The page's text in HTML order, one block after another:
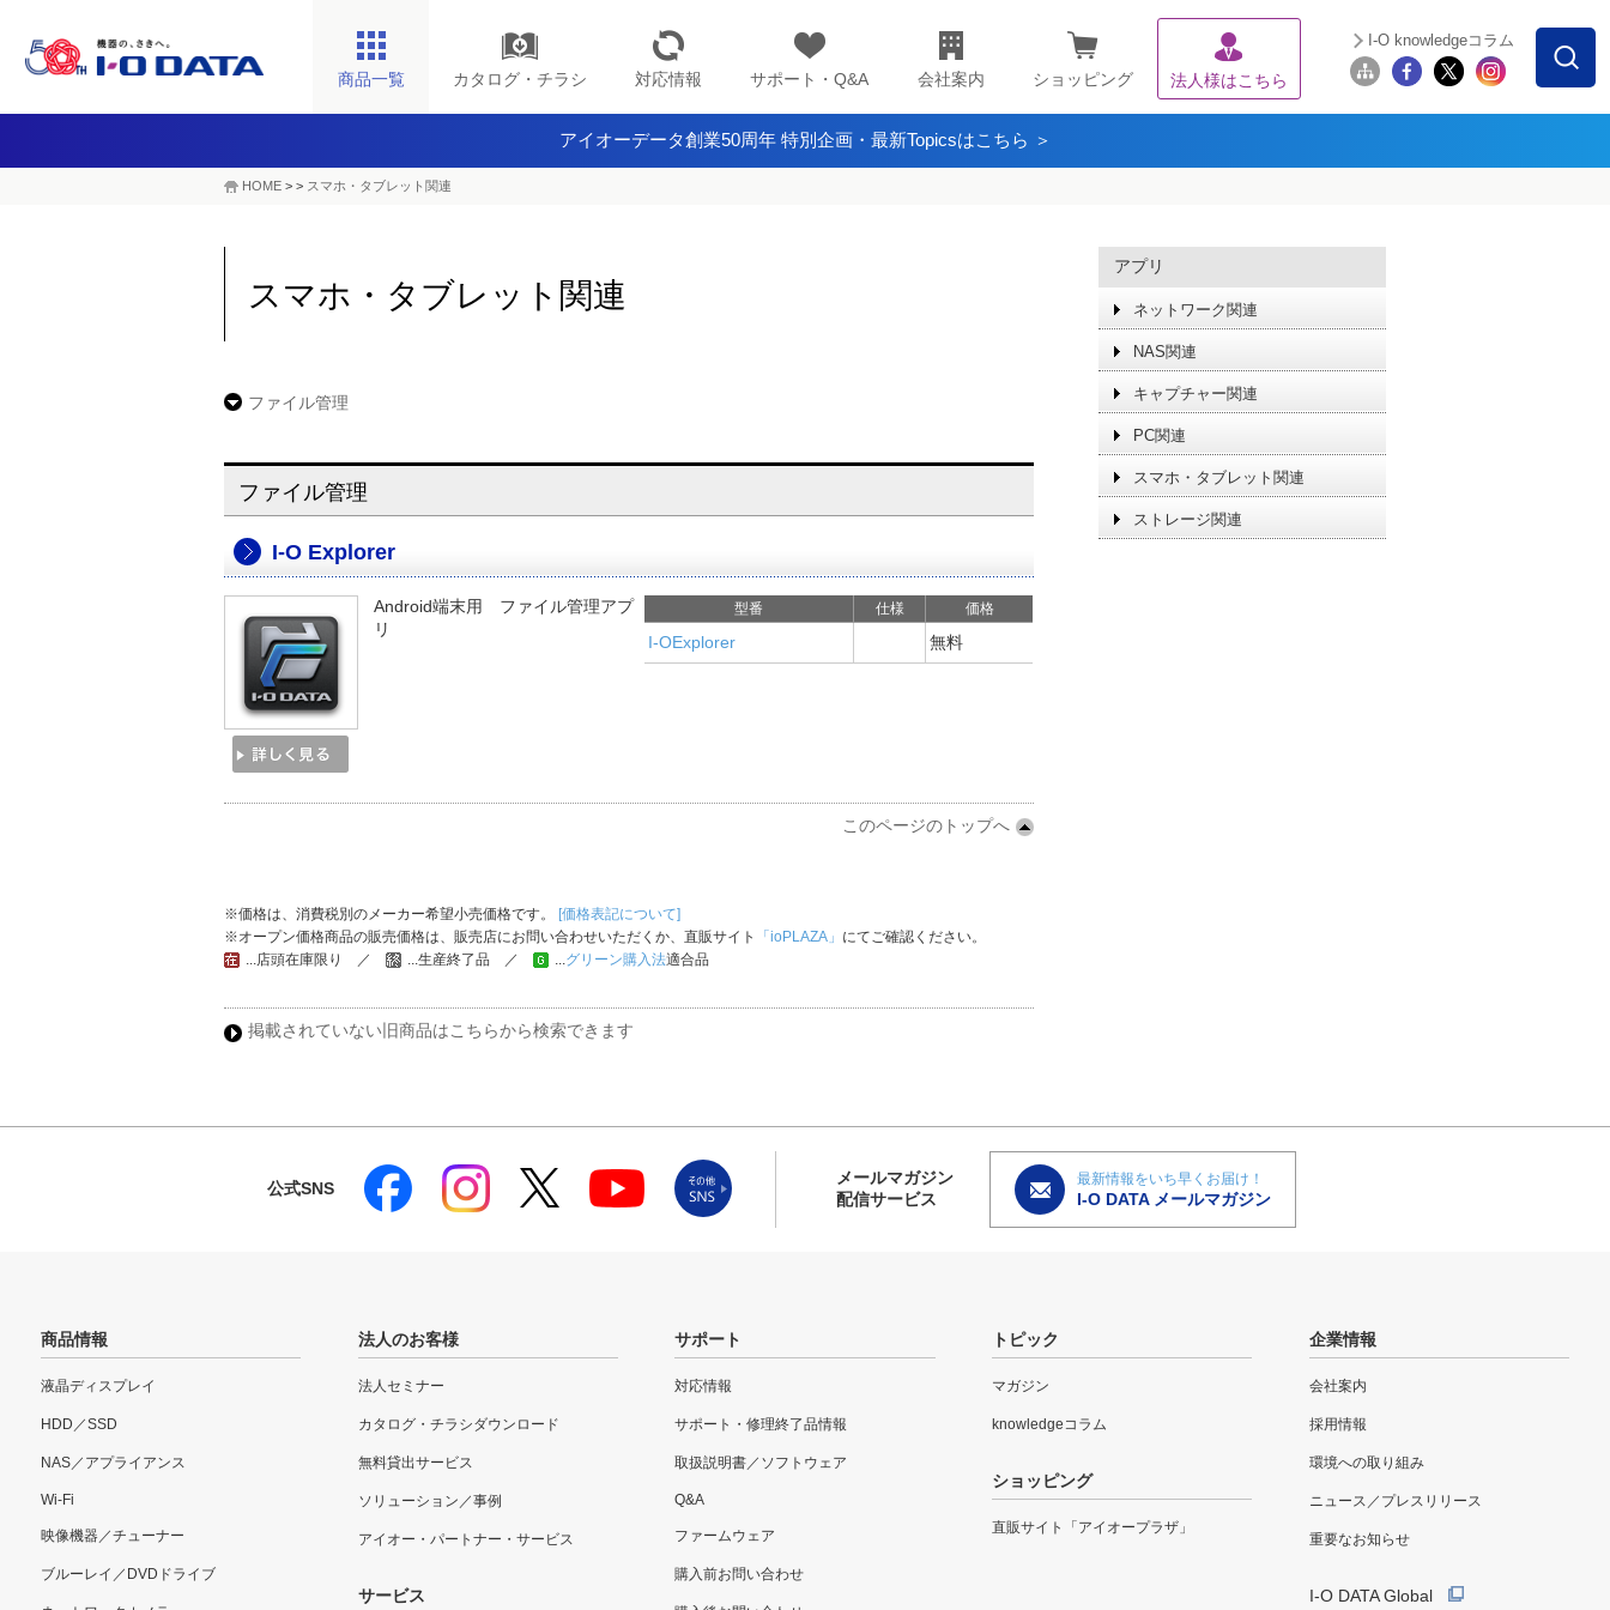
商品一覧 カタログ・チラシ 対応情報 サポート・Q&A 会社案内 ショッピング 法人様はこちら
I-O knowledgeコラム
アイオーデータ創業50周年 特別企画・最新Topicsはこちら ＞
HOME > > スマホ・タブレット関連
スマホ・タブレット関連
ファイル管理
ファイル管理
I-O Explorer
Android端末用 ファイル管理アプ
リ
型番 仕様 価格
I-OExplorer 無料
このページのトップへ
※価格は、消費税別のメーカー希望小売価格です。
[価格表記について]
※オープン価格商品の販売価格は、販売店にお問い合わせいただくか、直販サイト
「ioPLAZA」 にてご確認ください。
...店頭在庫限り ／
...生産終了品 ／ ...グリーン購入法適合品
掲載されていない旧商品はこちらから検索できます
アプリ
ネットワーク関連
NAS関連
キャプチャー関連
PC関連
スマホ・タブレット関連
ストレージ関連
公式SNS
メールマガジン
配信サービス
最新情報をいち早くお届け！
I-O DATA メールマガジン
商品情報
液晶ディスプレイ
HDD／SSD
NAS／アプライアンス
Wi-Fi
映像機器／チューナー
ブルーレイ／DVDドライブ
法人のお客様
法人セミナー
カタログ・チラシダウンロード
無料貸出サービス
ソリューション／事例
アイオー・パートナー・サービス
サービス
サポート
対応情報
サポート・修理終了品情報
取扱説明書／ソフトウェア
Q&A
ファームウェア
購入前お問い合わせ
トピック
マガジン
knowledgeコラム
ショッピング
直販サイト「アイオープラザ」
企業情報
会社案内
採用情報
環境への取り組み
ニュース／プレスリリース
重要なお知らせ
I-O DATA Global